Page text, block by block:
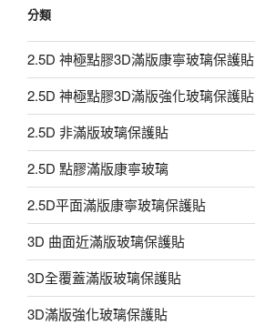
分類
2.5D 神極點膠3D滿版康寧玻璃保護貼
2.5D 神極點膠3D滿版強化玻璃保護貼
2.5D 非滿版玻璃保護貼
2.5D 點膠滿版康寧玻璃
2.5D平面滿版康寧玻璃保護貼
3D 曲面近滿版玻璃保護貼
3D全覆蓋滿版玻璃保護貼
3D滿版強化玻璃保護貼